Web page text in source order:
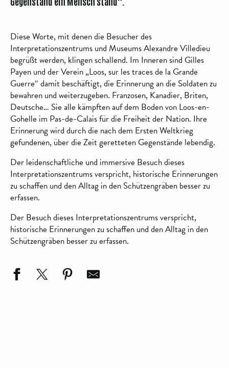
Diese Worte, mit denen die Besucher des
Interpretationszentrums und Museums Alexandre Villedieu
begrüßt werden, klingen schallend. Im Inneren sind Gilles
Payen und der Verein „Loos, sur les traces de la Grande
Guerre“ damit beschäftigt, die Erinnerung an die Soldaten zu
bewahren und weiterzugeben. Franzosen, Kanadier, Briten,
Deutsche… Sie alle kämpften auf dem Boden von Loos-en-
Gohelle im Pas-de-Calais für die Freiheit der Nation. Ihre
Erinnerung wird durch die nach dem Ersten Weltkrieg
gefundenen, über die Zeit geretteten Gegenstände lebendig.
Der leidenschaftliche und immersive Besuch dieses
Interpretationszentrums verspricht, historische Erinnerungen
zu schaffen und den Alltag in den Schützengräben besser zu
erfassen.
Der Besuch dieses Interpretationszentrums verspricht,
historische Erinnerungen zu schaffen und den Alltag in den
Schützengräben besser zu erfassen.